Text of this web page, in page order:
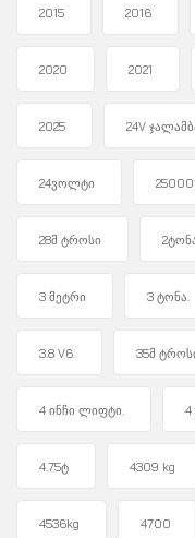
2015 2016
2020 2021
2025 24V
24ვოლტი
28მ ტროსი
3 მეტრი 3 ტონა.
3.8 V6. 35მ
4 ინჩი ლიფტი. 4
4.75ტ 4309 kg
4536kg 4700